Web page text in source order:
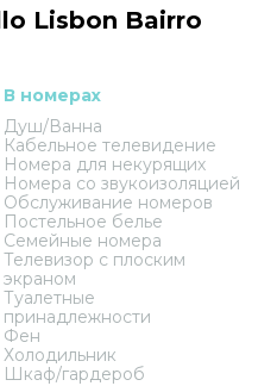
Lisbon Bairro
В номерах
Душ/Ванна
Кабельное телевидение
Номера для некурящих
Номера со звукоизоляцией
Обслуживание номеров
Постельное белье
Семейные номера
Телевизор с плоским
экраном
Туалетные
принадлежности
Фен
Холодильник
Шкаф/гардероб